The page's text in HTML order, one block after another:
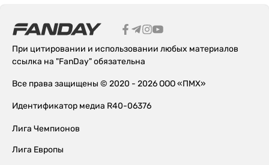
При цитировании и использовании любых материалов
ссылка на "FanDay" обязательна
Все права защищены © 2020 - 2026 ООО «ПМХ»
Идентификатор медиа R40-06376
Лига Чемпионов
Лига Европы